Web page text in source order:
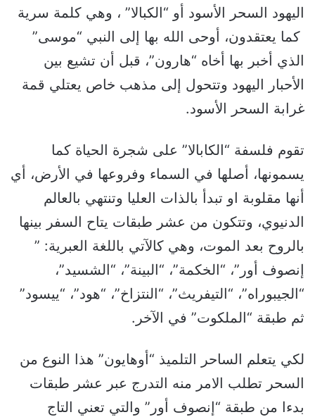
اليهود السحر الأسود أو “الكبالا” ، وهي كلمة سرية
كما يعتقدون، أوحى الله بها إلى النبي “موسى”
الذي أخبر بها أخاه “هارون”، قبل أن تشيع بين
الأحبار اليهود وتتحول إلى مذهب خاص يعتلي قمة
غرابة السحر الأسود.
تقوم فلسفة “الكابالا” على شجرة الحياة كما
يسمونها، أصلها في السماء وفروعها في الأرض، أي
أنها مقلوبة او تبدأ بالذات العليا وتنتهي بالعالم
الدنيوي، وتتكون من عشر طبقات يتاح السفر بينها
بالروح بعد الموت، وهي كالآتي باللغة العبرية: ”
إنصوف أور”، “الخكمة”، “البينة”، “الشسيد”،
“الجيبوراه”، “التيفريث”، “النتزاخ”، “هود”، “ييسود”
ثم طبقة “الملكوت” في الآخر.
لكي يتعلم الساحر التلميذ “أوهايون” هذا النوع من
السحر تطلب الامر منه التدرج عبر عشر طبقات
بدءا من طبقة “إنصوف أور” والتي تعني التاج